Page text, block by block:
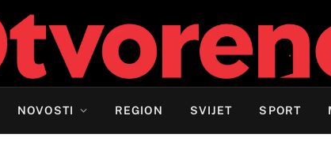
NOVOSTI REGION SVIJET SPORT